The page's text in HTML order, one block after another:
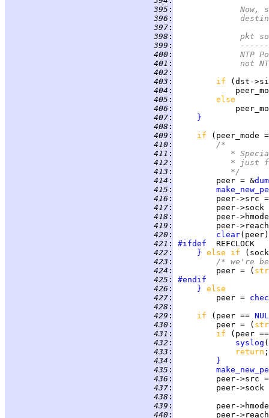
395 :
396 :
397 :
398 :
399 :
400 :
401 :
402 :
403 : if
(dst-
404 :
405 :
else
406 :
407 :
}
408 :
409 : if
(peer_mode
410 :
/*
411 :
*
412 :
* just
413 :
		 */
414 :
         peer = &
415 :
416 :
417 :
418 :
peer-
419 :
peer-
420 :
clear
421 : #ifdef
422 : } else if
423 :
/* we're
424 :
         peer = (
425 :
#endif
426 : } else
427 :
         peer =
428 :
429 : if (peer ==
430 :
         peer = (
431 : if
(peer
432 : syslog (
433 :
return
434 :
}
435 :
436 :
437 :
peer-
438 :
439 :
peer-
440 :
peer-